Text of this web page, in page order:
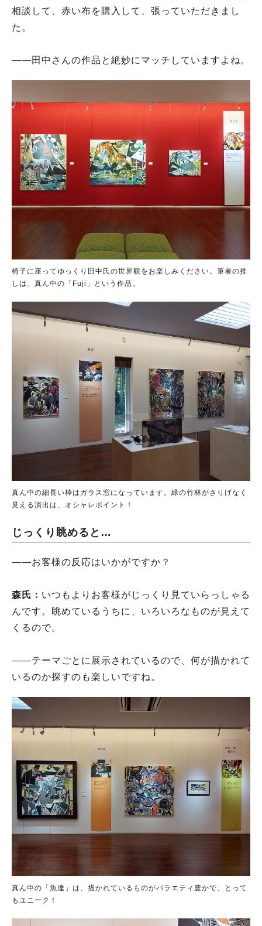
相談して、赤い布を購入して、張っていただきまし
た。
――田中さんの作品と絶妙にマッチしていますよね。
椅子に座ってゆっくり田中氏の世界観をお楽しみください。筆者の推
しは、真ん中の「Fuji」という作品。
真ん中の細長い枠はガラス窓になっています。緑の竹林がさりげなく
見える演出は、オシャレポイント！
じっくり眺めると…
――お客様の反応はいかがですか？
森氏： いつもよりお客様がじっくり見ていらっしゃる
んです。眺めているうちに、いろいろなものが見えて
くるので。
――テーマごとに展示されているので、何が描かれて
いるのか探すのも楽しいですね。
真ん中の「魚達」は、描かれているものがバラエティ豊かで、とって
もユニーク！